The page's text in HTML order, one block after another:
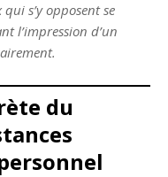
s’y opposent se
l’impression d’un
du